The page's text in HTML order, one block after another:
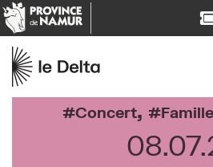
Concert, Famille